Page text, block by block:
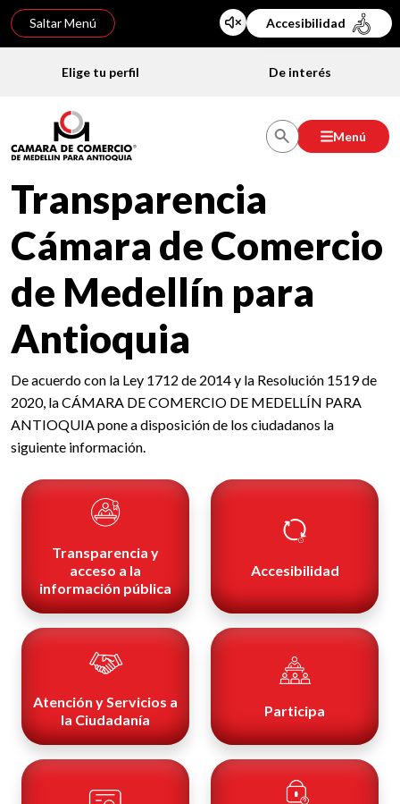
Saltar Menú Accesibilidad
Elige tu perfil De interés
Menú
Transparencia
Cámara de Comercio
de Medellín para
Antioquia
De acuerdo con la Ley 1712 de 2014 y la Resolución 1519 de
2020, la CÁMARA DE COMERCIO DE MEDELLÍN PARA
ANTIOQUIA pone a disposición de los ciudadanos la
siguiente información.
Transparencia y
acceso a la
información pública
Accesibilidad
Atención y Servicios a
la Ciudadanía
Participa